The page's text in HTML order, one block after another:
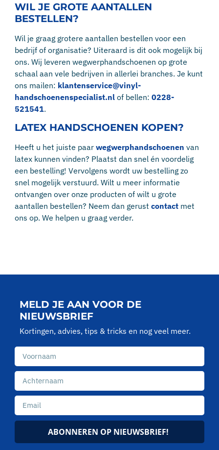
WIL JE GROTE AANTALLEN
BESTELLEN?
Wil je graag grotere aantallen bestellen voor een
bedrijf of organisatie? Uiteraard is dit ook mogelijk bij
ons. Wij leveren wegwerphandschoenen op grote
schaal aan vele bedrijven in allerlei branches. Je kunt
ons mailen: klantenservice@vinyl-
handschoenenspecialist.nl of bellen: 0228-
521541.
LATEX HANDSCHOENEN KOPEN?
Heeft u het juiste paar wegwerphandschoenen van
latex kunnen vinden? Plaatst dan snel én voordelig
een bestelling! Vervolgens wordt uw bestelling zo
snel mogelijk verstuurd. Wilt u meer informatie
ontvangen over onze producten of wilt u grote
aantallen bestellen? Neem dan gerust contact met
ons op. We helpen u graag verder.
MELD JE AAN VOOR DE
NIEUWSBRIEF
Kortingen, advies, tips & tricks en nog veel meer.
ABONNEREN OP NIEUWSBRIEF!